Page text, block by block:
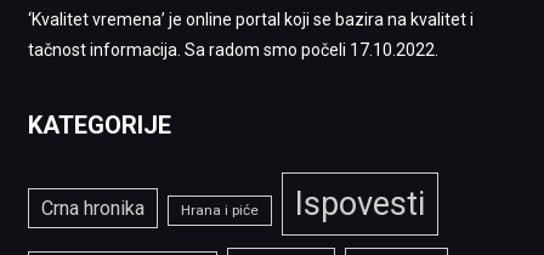
‘Kvalitet vremena’ je online portal koji se bazira na kvalitet i
tačnost informacija. Sa radom smo počeli 17.10.2022.
KATEGORIJE
Crna hronika Hrana i piće Ispovesti